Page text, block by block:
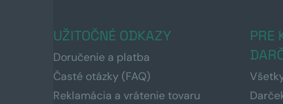
UŽITOČNÉ ODKAZY
Doručenie a platba
Časté otázky (FAQ)
Reklamácia a vrátenie tovaru
PRE